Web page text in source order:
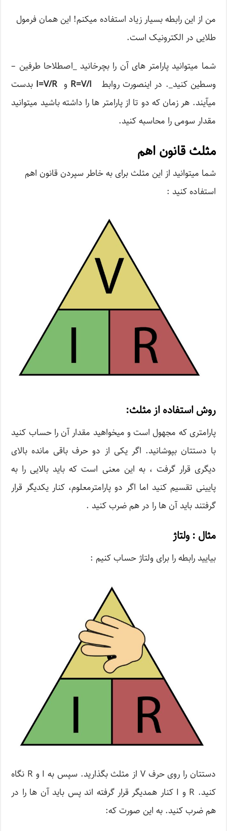
من از این رابطه بسیار زیاد استفاده می­کنم! این همان فرمول
طلایی در الکترونیک است.
شما می­توانید پارامتر های آن را بچرخانید _اصطلاحا طرفین –
وسطین کنید_. در اینصورت روابط R=V/I و I=V/R بدست
می­آیند. هر زمان که دو تا از پارامتر ها را داشته باشید می­توانید
مقدار سومی را محاسبه کنید.
مثلث قانون اهم
شما می­توانید از این مثلث برای به خاطر سپردن قانون اهم
استفاده کنید :
روش استفاده از مثلث:
پارامتری که مجهول است و میخواهید مقدار آن را حساب کنید
با دستتان بپوشانید. اگر یکی از دو حرف باقی مانده بالای
دیگری قرار گرفت ، به این معنی است که باید بالایی را به
پایینی تقسیم کنید اما اگر دو پارامترمعلوم، کنار یکدیگر قرار
گرفتند باید آن ها را در هم ضرب کنید .
مثال : ولتاژ
بیایید رابطه را برای ولتاژ حساب کنیم :
دستتان را روی حرف V از مثلث بگذارید. سپس به I و R نگاه
کنید. R و I کنار همدیگر قرار گرفته اند پس باید آن ها را در
هم ضرب کنید. به این صورت که: